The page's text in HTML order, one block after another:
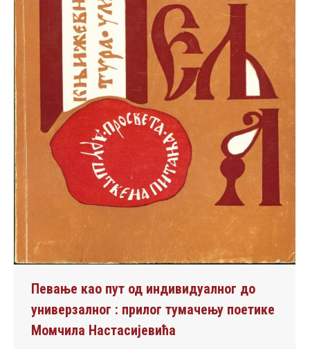
Певање као пут од индивидуалног до
универзалног : прилог тумачењу поетике
Момчила Настасијевића